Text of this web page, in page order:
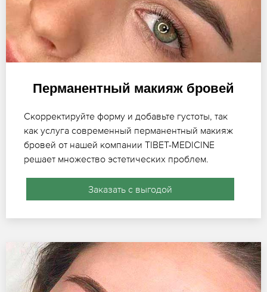
Перманентный макияж бровей
Скорректируйте форму и добавьте густоты, так
как услуга современный перманентный макияж
бровей от нашей компании TIBET-MEDICINE
решает множество эстетических проблем.
Заказать с выгодой